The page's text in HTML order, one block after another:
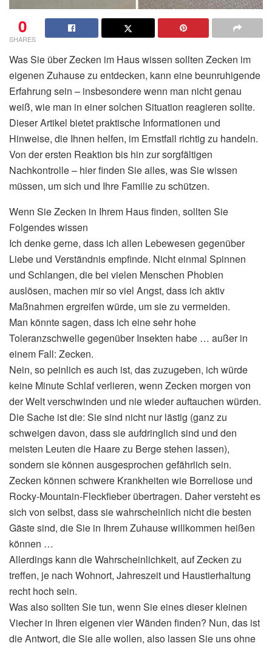
0
SHARES
Was Sie über Zecken im Haus wissen sollten Zecken im
eigenen Zuhause zu entdecken, kann eine beunruhigende
Erfahrung sein – insbesondere wenn man nicht genau
weiß, wie man in einer solchen Situation reagieren sollte.
Dieser Artikel bietet praktische Informationen und
Hinweise, die Ihnen helfen, im Ernstfall richtig zu handeln.
Von der ersten Reaktion bis hin zur sorgfältigen
Nachkontrolle – hier finden Sie alles, was Sie wissen
müssen, um sich und Ihre Familie zu schützen.
Wenn Sie Zecken in Ihrem Haus finden, sollten Sie
Folgendes wissen
Ich denke gerne, dass ich allen Lebewesen gegenüber
Liebe und Verständnis empfinde. Nicht einmal Spinnen
und Schlangen, die bei vielen Menschen Phobien
auslösen, machen mir so viel Angst, dass ich aktiv
Maßnahmen ergreifen würde, um sie zu vermeiden.
Man könnte sagen, dass ich eine sehr hohe
Toleranzschwelle gegenüber Insekten habe … außer in
einem Fall: Zecken.
Nein, so peinlich es auch ist, das zuzugeben, ich würde
keine Minute Schlaf verlieren, wenn Zecken morgen von
der Welt verschwinden und nie wieder auftauchen würden.
Die Sache ist die: Sie sind nicht nur lästig (ganz zu
schweigen davon, dass sie aufdringlich sind und den
meisten Leuten die Haare zu Berge stehen lassen),
sondern sie können ausgesprochen gefährlich sein.
Zecken können schwere Krankheiten wie Borreliose und
Rocky-Mountain-Fleckfieber übertragen. Daher versteht es
sich von selbst, dass sie wahrscheinlich nicht die besten
Gäste sind, die Sie in Ihrem Zuhause willkommen heißen
können …
Allerdings kann die Wahrscheinlichkeit, auf Zecken zu
treffen, je nach Wohnort, Jahreszeit und Haustierhaltung
recht hoch sein.
Was also sollten Sie tun, wenn Sie eines dieser kleinen
Viecher in Ihren eigenen vier Wänden finden? Nun, das ist
die Antwort, die Sie alle wollen, also lassen Sie uns ohne